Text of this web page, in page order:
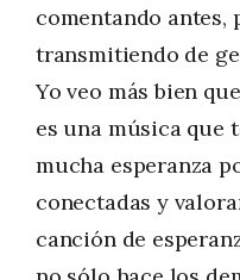
comentando antes,
transmitiendo de
Yo veo más bien
es una música que
mucha esperanza
conectadas y
canción de